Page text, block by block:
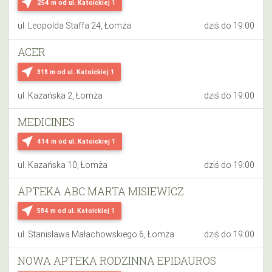
254 m od ul. Katoickiej 1
ul. Leopolda Staffa 24, Łomża dziś do 19:00
near_me 318 m od ul. Katoickiej 1
ACER
ul. Kazańska 2, Łomża dziś do 19:00
near_me 414 m od ul. Katoickiej 1
MEDICINES
ul. Kazańska 10, Łomża dziś do 19:00
near_me 584 m od ul. Katoickiej 1
APTEKA ABC MARTA MISIEWICZ
ul. Stanisława Małachowskiego 6, Łomża dziś do 19:00
NOWA APTEKA RODZINNA EPIDAUROS